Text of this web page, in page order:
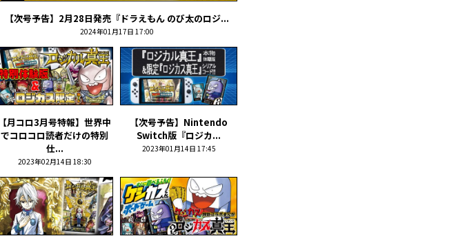
【次号予告】2月28日発売『ドラえもん のび太のロジ...
2024年01月17日 17:00
【月コロ3月号特報】世界中
でコロコロ読者だけの特別
仕...
2023年02月14日 18:30
【次号予告】Nintendo
Switch版『ロジカ...
2023年01月14日 17:45